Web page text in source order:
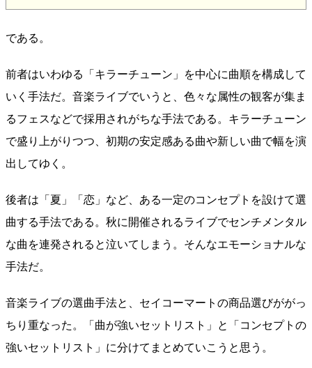
である。
前者はいわゆる「キラーチューン」を中心に曲順を構成して
いく手法だ。音楽ライブでいうと、色々な属性の観客が集ま
るフェスなどで採用されがちな手法である。キラーチューン
で盛り上がりつつ、初期の安定感ある曲や新しい曲で幅を演
出してゆく。
後者は「夏」「恋」など、ある一定のコンセプトを設けて選
曲する手法である。秋に開催されるライブでセンチメンタル
な曲を連発されると泣いてしまう。そんなエモーショナルな
手法だ。
音楽ライブの選曲手法と、セイコーマートの商品選びががっ
ちり重なった。「曲が強いセットリスト」と「コンセプトの
強いセットリスト」に分けてまとめていこうと思う。